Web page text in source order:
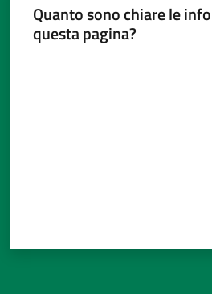
Quanto sono chiare le
questa pagina?